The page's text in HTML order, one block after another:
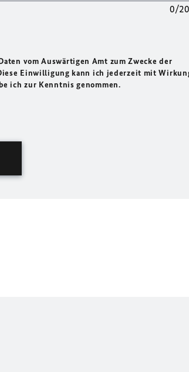
0/
vom Auswärtigen Amt zum Zwecke der
Einwilligung kann ich jederzeit mit
ich zur Kenntnis genommen.